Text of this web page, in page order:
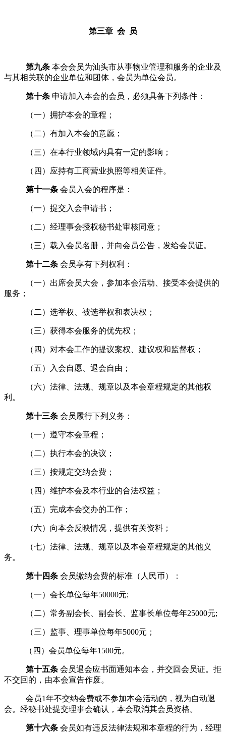
第三章 会 员
第九条 本会会员为汕头市从事物业管理和服务的企业及
与其相关联的企业单位和团体，会员为单位会员。
第十条 申请加入本会的会员，必须具备下列条件：
（一）拥护本会的章程；
（二）有加入本会的意愿；
（三）在本行业领域内具有一定的影响；
（四）应持有工商营业执照等相关证件。
第十一条 会员入会的程序是：
（一）提交入会申请书；
（二） 经理事会授权秘书处审核同意；
（三）载入会员名册，并向会员公告， 发给会员证。
第十二条 会员享有下列权利：
（一）出席会员大会，参加本会活动、接受本会提供的
服务；
（二）选举权、被选举权和表决权；
（三）获得本会服务的优先权；
（四）对本会工作的提议案权、建议权和监督权；
（五）入会自愿、退会自由；
（六）法律、法规、规章以及本会章程规定的其他权
利 。
第十三条 会员履行下列义务：
（一）遵守本会章程；
（二）执行本会的决议；
（三）按规定交纳会费；
（四）维护本会及本行业的合法权益；
（五）完成本会交办的工作；
（六）向本会反映情况，提供有关资料；
（七）法律、法规、规章以及本会章程规定的其他义
务。
第十四条 会员缴纳会费的标准（人民币）：
（一）会长单位每年50000元;
（二）常务副会长、副会长、监事长单位每年25000元;
（三）监事、理事单位每年5000元；
（四）会员单位每年1500元。
第十五条会员退会应书面通知本会，并交回会员证。拒
不交回的，由本会宣告作废。
会员1年不交纳会费或不参加本会活动的，视为自动退
会。 经秘书处提交理事会确认，本会取消其会员资格。
第十六条 会员如有违反法律法规和本章程的行为，经理